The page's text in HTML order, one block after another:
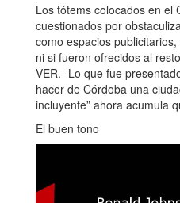
Los tótems colocados en el
cuestionados por
como espacios
ni si fueron ofrecidos al
VER.- Lo que fue
hacer de Córdoba una
incluyente” ahora acumula
El buen tono